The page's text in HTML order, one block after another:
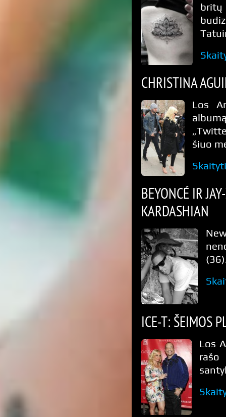
britų
CHRISTINA
Los
šiuo
BEYONCÉ IR
KARDASHIAN
ICE-T: ŠEIMOS
Los
rašo